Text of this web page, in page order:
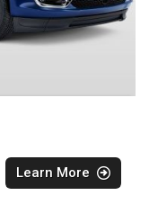
Learn More